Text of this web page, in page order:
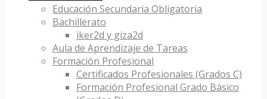
Educación Secundaria Obligatoria
Bachillerato
iker2d y giza2d
Aula de Aprendizaje de Tareas
Formación Profesional
Certificados Profesionales (Grados C)
Formación Profesional Grado Básico